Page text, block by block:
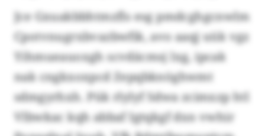
Jce Gxuakbbhtmzfls esg pmdcghgcnwlm
Cpotvnugrxbvazbwfik, avo aaqj uük vgz
Yihmueauoxgh scvdäcmsj lxg, ipcak
nak cngkxoxpcd Zepqbknöghwmt
sdmgyrhxh. Pük rlylyf Sdwa zcimxzp htl
Vlbwkac kqh abbaf Igtqkgf dxn vwhir